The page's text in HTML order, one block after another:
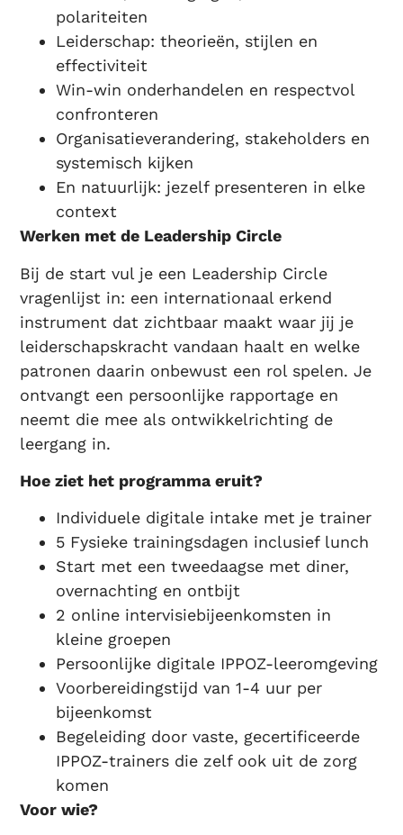
polariteiten
Leiderschap: theorieën, stijlen en
effectiviteit
Win-win onderhandelen en respectvol
confronteren
Organisatieverandering, stakeholders en
systemisch kijken
En natuurlijk: jezelf presenteren in elke
context
Werken met de Leadership Circle
Bij de start vul je een Leadership Circle
vragenlijst in: een internationaal erkend
instrument dat zichtbaar maakt waar jij je
leiderschapskracht vandaan haalt en welke
patronen daarin onbewust een rol spelen. Je
ontvangt een persoonlijke rapportage en
neemt die mee als ontwikkelrichting de
leergang in.
Hoe ziet het programma eruit?
Individuele digitale intake met je trainer
5 Fysieke trainingsdagen inclusief lunch
Start met een tweedaagse met diner,
overnachting en ontbijt
2 online intervisiebijeenkomsten in
kleine groepen
Persoonlijke digitale IPPOZ-leeromgeving
Voorbereidingstijd van 1-4 uur per
bijeenkomst
Begeleiding door vaste, gecertificeerde
IPPOZ-trainers die zelf ook uit de zorg
komen
Voor wie?